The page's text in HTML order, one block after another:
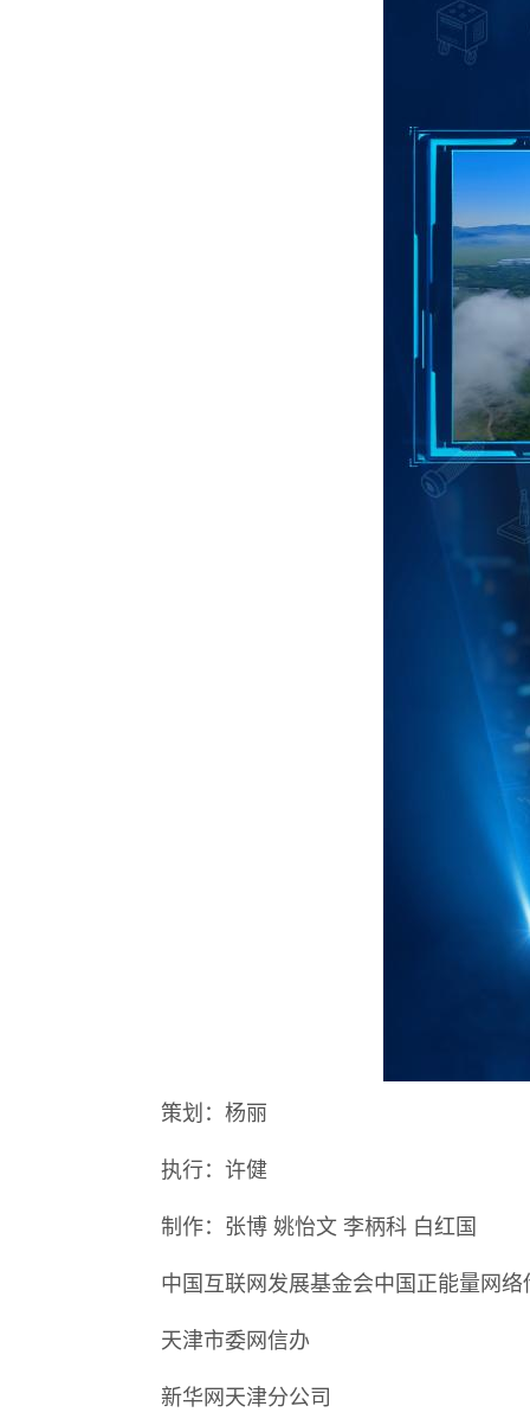
策划：杨丽
执行：许健
制作：张博 姚怡文 李柄科 白红国
中国互联网发展基金会中国正能量网络
天津市委网信办
新华网天津分公司